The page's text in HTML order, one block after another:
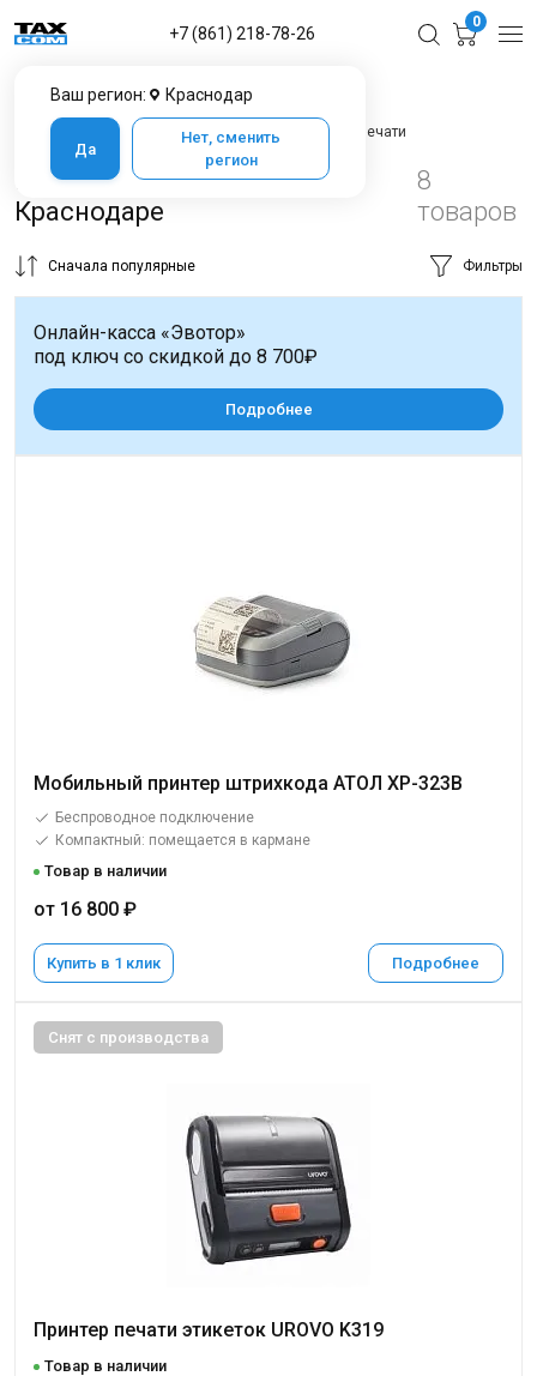
Ваш регион: Краснодар
Да
Нет, сменить
регион
+7 (861) 218-78-26
0
Оборудование для печати
Оборудование для печати
Мобильный принтер в
Краснодаре
8
товаров
Сначала популярные Фильтры
Мобильный принтер штрихкода АТОЛ XP-323B
Беспроводное подключение
Компактный: помещается в кармане
Товар в наличии
от 16 800 ₽
Купить в 1 клик Подробнее
Снят с производства
Принтер печати этикеток UROVO K319
Товар в наличии
Онлайн-касса «Эвотор»
под ключ со скидкой до 8 700₽
Подробнее